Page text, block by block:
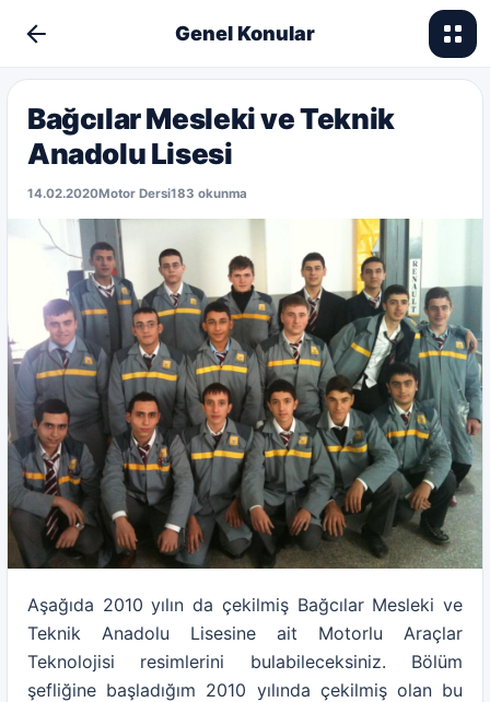
Genel Konular
Bağcılar Mesleki ve Teknik
Anadolu Lisesi
14.02.2020Motor Dersi183 okunma
Aşağıda 2010 yılın da çekilmiş Bağcılar Mesleki ve
Teknik Anadolu Lisesine ait Motorlu Araçlar
Teknolojisi resimlerini bulabileceksiniz. Bölüm
şefliğine başladığım 2010 yılında çekilmiş olan bu